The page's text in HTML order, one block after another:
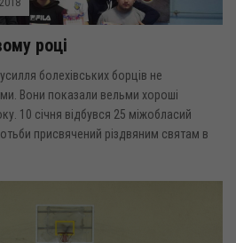
році
болехівських борців не
Вони показали вельми хороші
10 січня відбувся 25 міжобласий
присвячений різдвяним святам в